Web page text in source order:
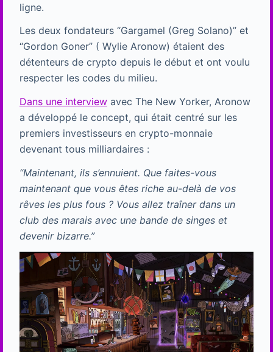
ligne.
Les deux fondateurs “Gargamel (Greg Solano)” et
“Gordon Goner” ( Wylie Aronow) étaient des
détenteurs de crypto depuis le début et ont voulu
respecter les codes du milieu.
Dans une interviewavec The New Yorker, Aronow
a développé le concept, qui était centré sur les
premiers investisseurs en crypto-monnaie
devenant tous milliardaires :
“Maintenant, ils s’ennuient. Que faites-vous
maintenant que vous êtes riche au-delà de vos
rêves les plus fous ? Vous allez traîner dans un
club des marais avec une bande de singes et
devenir bizarre.”